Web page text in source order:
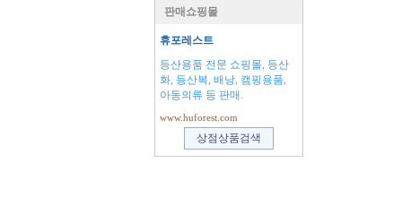
판매쇼핑몰
휴포레스트
등산용품 전문 쇼핑몰, 등산
화, 등산복, 배낭, 캠핑용품,
아동의류 등 판매.
www.huforest.com